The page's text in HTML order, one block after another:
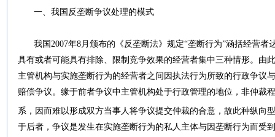
一、我国反垄断争议处理的模式
我国2007年8月颁布的《反垄断法》规定“垄断行为”涵括经营者
具有或者可能具有排除、限制竞争效果的经营者集中三种情形。由
主管机构与实施垄断行为的经营者之间因执法行为所致的行政争议
赔偿争议。缘于前者争议中主管机构处于行政管理的地位，非仲裁
系，因而难以形成双方当事人将争议提交仲裁的合意，故此种纵向
于后者，争议是发生在实施垄断行为的私人主体与因垄断行为而受